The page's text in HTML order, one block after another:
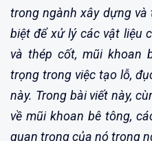
trong ngành xây dựng
biệt để xử lý các vật liệu
và thép cốt, mũi khoan
trọng trong việc tạo lỗ,
này. Trong bài viết này,
về mũi khoan bê tông,
quan trọng của nó trong